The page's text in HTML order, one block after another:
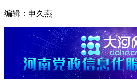
编辑：申久燕